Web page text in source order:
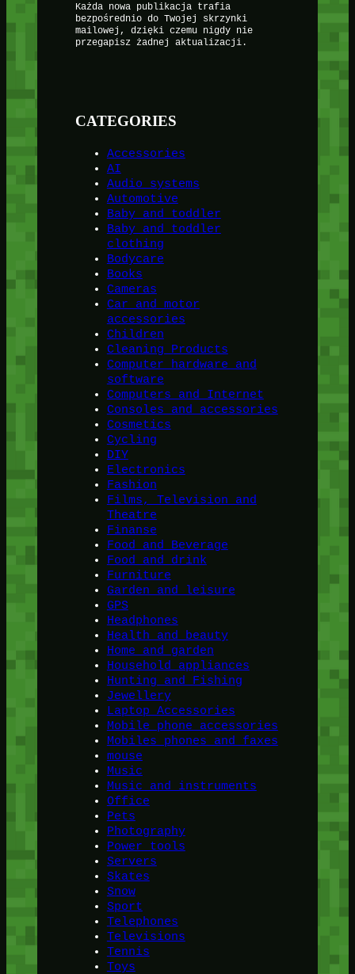
Każda nowa publikacja trafia
bezpośrednio do Twojej skrzynki
mailowej, dzięki czemu nigdy nie
przegapisz żadnej aktualizacji.
CATEGORIES
Accessories
AI
Audio systems
Automotive
Baby and toddler
Baby and toddler
clothing
Bodycare
Books
Cameras
Car and motor
accessories
Children
Cleaning Products
Computer hardware and
software
Computers and Internet
Consoles and accessories
Cosmetics
Cycling
DIY
Electronics
Fashion
Films, Television and
Theatre
Finanse
Food and Beverage
Food and drink
Furniture
Garden and leisure
GPS
Headphones
Health and beauty
Home and garden
Household appliances
Hunting and Fishing
Jewellery
Laptop Accessories
Mobile phone accessories
Mobiles phones and faxes
mouse
Music
Music and instruments
Office
Pets
Photography
Power tools
Servers
Skates
Snow
Sport
Telephones
Televisions
Tennis
Toys